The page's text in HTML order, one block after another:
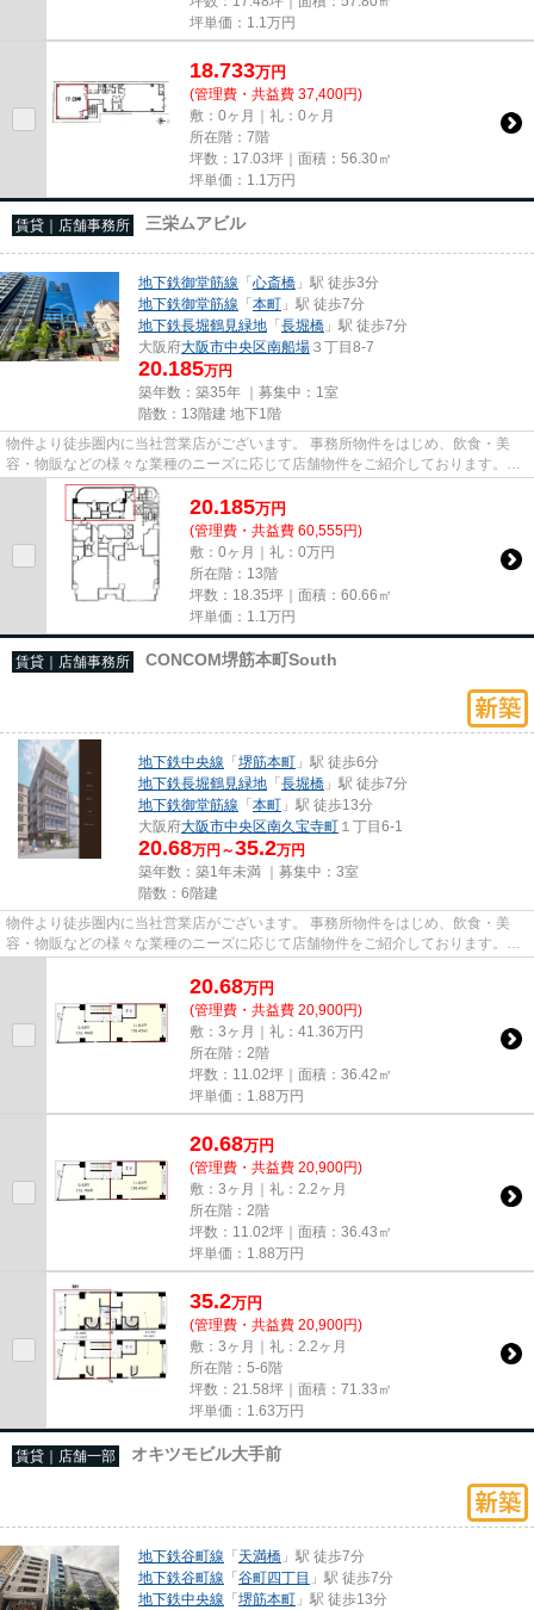
坪単価： 1.1 万円
18.733万円
(管理費・共益費 37,400円)
敷：0ヶ月｜礼：0ヶ月
所在階：7階
坪数：17.03坪｜面積：56.30㎡
坪単価： 1.1 万円
賃貸｜店舗事務所 三栄ムアビル
地下鉄御堂筋線 「心斎橋 」駅 徒歩3分
地下鉄御堂筋線 「本町 」駅 徒歩7分
地下鉄長堀鶴見緑地 「長堀橋 」駅 徒歩7分
大阪府大阪市中央区南船場 ３丁目8-7
20.185万円
築年数：築35年 ｜募集中： 1室
階数：13階建 地下1階
物件より徒歩圏内に当社営業店がございます。 事務所物件をはじめ、飲食・美
容・物販などの様々な業種のニーズに応じて店舗物件をご紹介しております。
尚、弊社ではおとり広告は一切...
20.185万円
(管理費・共益費 60,555円)
敷：0ヶ月｜礼：0万円
所在階：13階
坪数：18.35坪｜面積：60.66㎡
坪単価： 1.1 万円
賃貸｜店舗事務所 CONCOM堺筋本町South
地下鉄中央線 「堺筋本町 」駅 徒歩6分
地下鉄長堀鶴見緑地 「長堀橋 」駅 徒歩7分
地下鉄御堂筋線 「本町 」駅 徒歩13分
大阪府大阪市中央区南久宝寺町 １丁目6-1
20.68万円～35.2万円
築年数：築1年未満 ｜募集中： 3室
階数：6階建
物件より徒歩圏内に当社営業店がございます。 事務所物件をはじめ、飲食・美
容・物販などの様々な業種のニーズに応じて店舗物件をご紹介しております。
尚、弊社ではおとり広告は一切...
20.68万円
(管理費・共益費 20,900円)
敷：3ヶ月｜礼：41.36万円
所在階：2階
坪数：11.02坪｜面積：36.42㎡
坪単価： 1.88万円
20.68万円
(管理費・共益費 20,900円)
敷：3ヶ月｜礼：2.2ヶ月
所在階：2階
坪数：11.02坪｜面積：36.43㎡
坪単価： 1.88万円
35.2万円
(管理費・共益費 20,900円)
敷：3ヶ月｜礼：2.2ヶ月
所在階：5-6階
坪数：21.58坪｜面積：71.33㎡
坪単価： 1.63万円
賃貸｜店舗一部 オキツモビル大手前
地下鉄谷町線 「天満橋 」駅 徒歩7分
地下鉄谷町線 「谷町四丁目 」駅 徒歩7分
地下鉄中央線 「堺筋本町 」駅 徒歩13分